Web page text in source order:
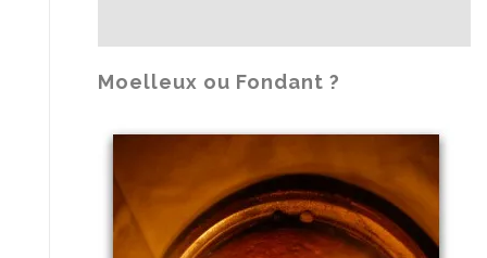
Moelleux ou Fondant ?